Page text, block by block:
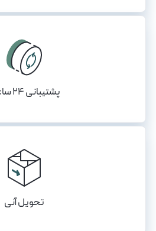
پشتیبانی ۲۴ ساعته
تحویل آنی